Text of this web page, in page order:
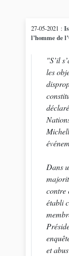
27-05-2021 :
l’homme de
"S’il
les
Dans
contre
établi
et